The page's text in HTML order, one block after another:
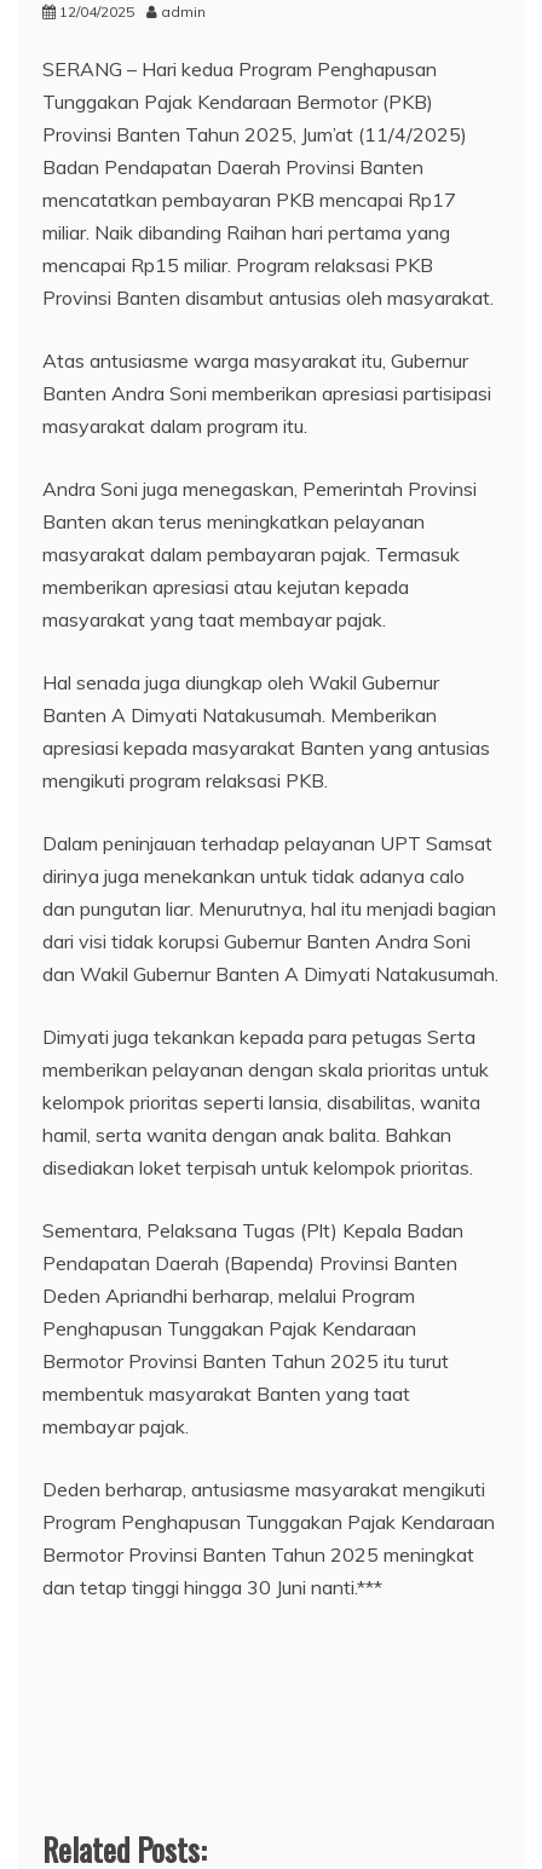
12/04/2025 admin
SERANG – Hari kedua Program Penghapusan
Tunggakan Pajak Kendaraan Bermotor (PKB)
Provinsi Banten Tahun 2025, Jum’at (11/4/2025)
Badan Pendapatan Daerah Provinsi Banten
mencatatkan pembayaran PKB mencapai Rp17
miliar. Naik dibanding Raihan hari pertama yang
mencapai Rp15 miliar. Program relaksasi PKB
Provinsi Banten disambut antusias oleh masyarakat.
Atas antusiasme warga masyarakat itu, Gubernur
Banten Andra Soni memberikan apresiasi partisipasi
masyarakat dalam program itu.
Andra Soni juga menegaskan, Pemerintah Provinsi
Banten akan terus meningkatkan pelayanan
masyarakat dalam pembayaran pajak. Termasuk
memberikan apresiasi atau kejutan kepada
masyarakat yang taat membayar pajak.
Hal senada juga diungkap oleh Wakil Gubernur
Banten A Dimyati Natakusumah. Memberikan
apresiasi kepada masyarakat Banten yang antusias
mengikuti program relaksasi PKB.
Dalam peninjauan terhadap pelayanan UPT Samsat
dirinya juga menekankan untuk tidak adanya calo
dan pungutan liar. Menurutnya, hal itu menjadi bagian
dari visi tidak korupsi Gubernur Banten Andra Soni
dan Wakil Gubernur Banten A Dimyati Natakusumah.
Dimyati juga tekankan kepada para petugas Serta
memberikan pelayanan dengan skala prioritas untuk
kelompok prioritas seperti lansia, disabilitas, wanita
hamil, serta wanita dengan anak balita. Bahkan
disediakan loket terpisah untuk kelompok prioritas.
Sementara, Pelaksana Tugas (Plt) Kepala Badan
Pendapatan Daerah (Bapenda) Provinsi Banten
Deden Apriandhi berharap, melalui Program
Penghapusan Tunggakan Pajak Kendaraan
Bermotor Provinsi Banten Tahun 2025 itu turut
membentuk masyarakat Banten yang taat
membayar pajak.
Deden berharap, antusiasme masyarakat mengikuti
Program Penghapusan Tunggakan Pajak Kendaraan
Bermotor Provinsi Banten Tahun 2025 meningkat
dan tetap tinggi hingga 30 Juni nanti.***
Related Posts: